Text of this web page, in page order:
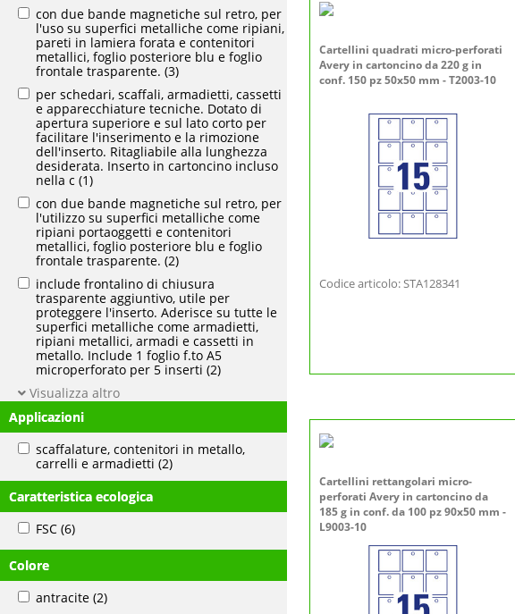
con due bande magnetiche sul retro, per
l'uso su superfici metalliche come ripiani,
pareti in lamiera forata e contenitori
metallici, foglio posteriore blu e foglio
frontale trasparente. (3)
per schedari, scaffali, armadietti, cassetti
e apparecchiature tecniche. Dotato di
apertura superiore e sul lato corto per
facilitare l'inserimento e la rimozione
dell'inserto. Ritagliabile alla lunghezza
desiderata. Inserto in cartoncino incluso
nella c (1)
con due bande magnetiche sul retro, per
l'utilizzo su superfici metalliche come
ripiani portaoggetti e contenitori
metallici, foglio posteriore blu e foglio
frontale trasparente. (2)
include frontalino di chiusura
trasparente aggiuntivo, utile per
proteggere l'inserto. Aderisce su tutte le
superfici metalliche come armadietti,
ripiani metallici, armadi e cassetti in
metallo. Include 1 foglio f.to A5
microperforato per 5 inserti (2)
Visualizza altro
Applicazioni
scaffalature, contenitori in metallo,
carrelli e armadietti (2)
Caratteristica ecologica
FSC (6)
Colore
antracite (2)
Cartellini quadrati micro-perforati
Avery in cartoncino da 220 g in
conf. 150 pz 50x50 mm - T2003-10
Codice articolo: STA128341
Cartellini rettangolari micro-
perforati Avery in cartoncino da
185 g in conf. da 100 pz 90x50 mm -
L9003-10